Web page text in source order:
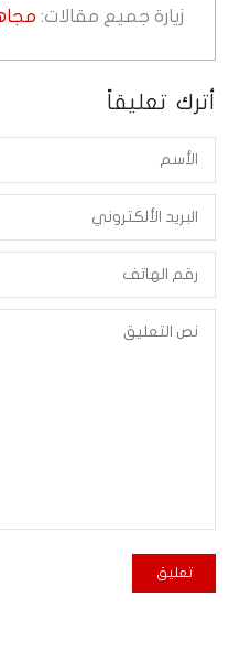
زيارة جميع مقالات:
أترك تعليقاً